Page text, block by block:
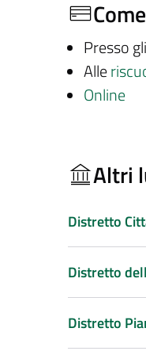
Presso
Alle
Online
Altri
Distretto
Distretto
Distretto